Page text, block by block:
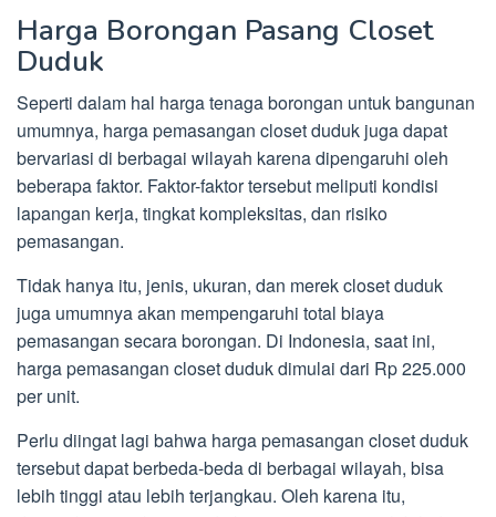
Harga Borongan Pasang Closet
Duduk
Seperti dalam hal harga tenaga borongan untuk bangunan
umumnya, harga pemasangan closet duduk juga dapat
bervariasi di berbagai wilayah karena dipengaruhi oleh
beberapa faktor. Faktor-faktor tersebut meliputi kondisi
lapangan kerja, tingkat kompleksitas, dan risiko
pemasangan.
Tidak hanya itu, jenis, ukuran, dan merek closet duduk
juga umumnya akan mempengaruhi total biaya
pemasangan secara borongan. Di Indonesia, saat ini,
harga pemasangan closet duduk dimulai dari Rp 225.000
per unit.
Perlu diingat lagi bahwa harga pemasangan closet duduk
tersebut dapat berbeda-beda di berbagai wilayah, bisa
lebih tinggi atau lebih terjangkau. Oleh karena itu,